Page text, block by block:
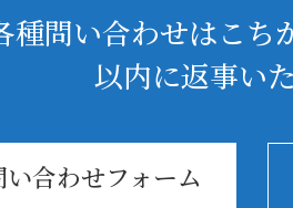
種問い合わせはこち
以内に返事いた
い合わせフォーム